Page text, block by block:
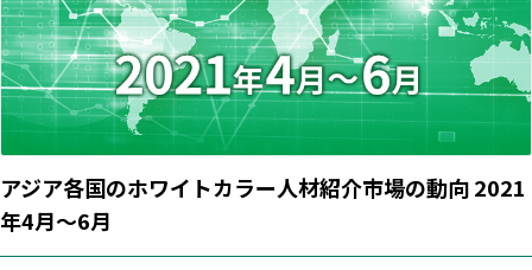
アジア各国のホワイトカラー人材紹介市場の動向 2021
年4月～6月